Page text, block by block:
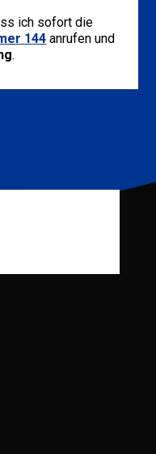
ich sofort die
144 anrufen und
.